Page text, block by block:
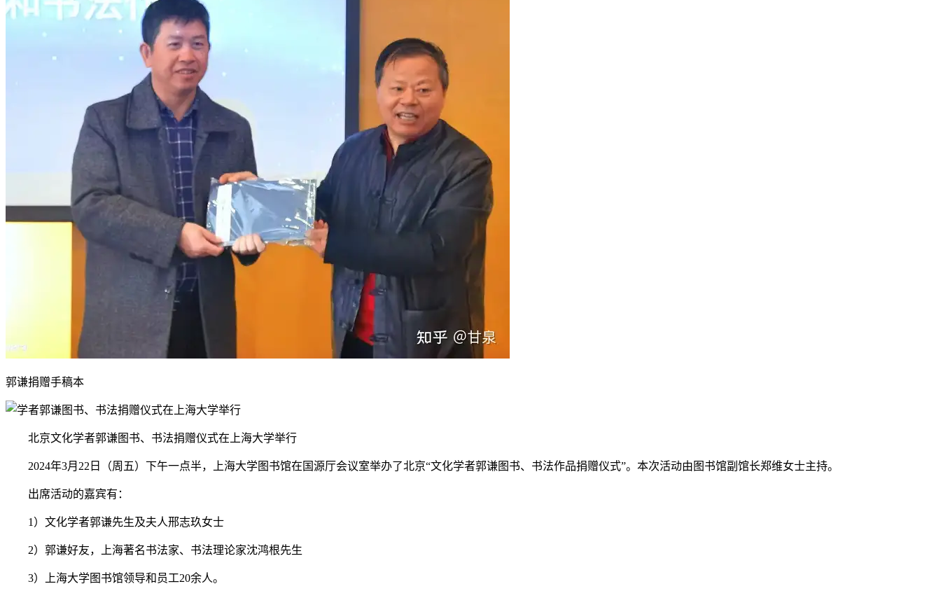
郭谦捐赠手稿本
北京文化学者郭谦图书、书法捐赠仪式在上海大学举行
2024年3月22日（周五）下午一点半，上海大学图书馆在国源厅会议室举办了北京“文化学者郭谦图书、书法作品捐赠仪式”。本次活动由图书馆副馆长郑维女士主持。
出席活动的嘉宾有：
1）文化学者郭谦先生及夫人邢志玖女士
2）郭谦好友，上海著名书法家、书法理论家沈鸿根先生
3）上海大学图书馆领导和员工20余人。